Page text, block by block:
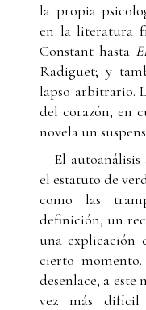
la propia
en la literatura
Constant hasta
Radiguet; y
lapso arbitrario.
del corazón, en
novela un
El autoanálisis
el estatuto de
como las
definición, un
una explicación
cierto
desenlace, a
vez más